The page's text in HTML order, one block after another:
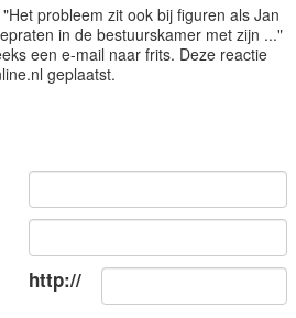
"Het probleem zit ook bij figuren als Jan
in de bestuurskamer met zijn ..."
een e-mail naar frits. Deze reactie
geplaatst.
http://